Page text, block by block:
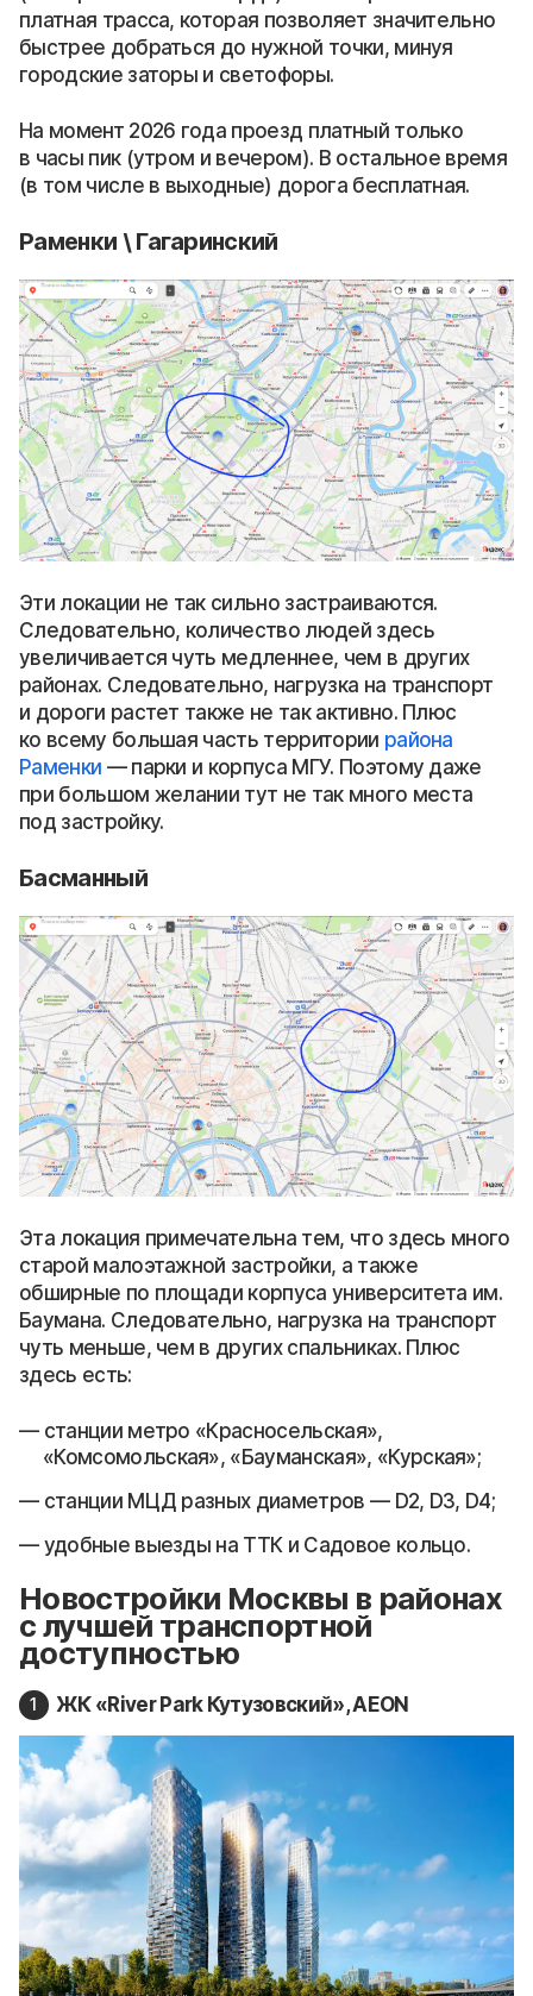
платная трасса, которая позволяет значительно
быстрее добраться до нужной точки, минуя
городские заторы и светофоры.
На момент 2026 года проезд платный только
в часы пик (утром и вечером). В остальное время
(в том числе в выходные) дорога бесплатная.
Раменки \ Гагаринский
Эти локации не так сильно застраиваются.
Следовательно, количество людей здесь
увеличивается чуть медленнее, чем в других
районах. Следовательно, нагрузка на транспорт
и дороги растет также не так активно. Плюс
ко всему большая часть территории района
Раменки — парки и корпуса МГУ. Поэтому даже
при большом желании тут не так много места
под застройку.
Басманный
Эта локация примечательна тем, что здесь много
старой малоэтажной застройки, а также
обширные по площади корпуса университета им.
Баумана. Следовательно, нагрузка на транспорт
чуть меньше, чем в других спальниках. Плюс
здесь есть:
станции метро «Красносельская»,
«Комсомольская», «Бауманская», «Курская»;
станции МЦД разных диаметров — D2, D3, D4;
удобные выезды на ТТК и Садовое кольцо.
Новостройки Москвы в районах
с лучшей транспортной
доступностью
ЖК «River Park Кутузовский», AEON